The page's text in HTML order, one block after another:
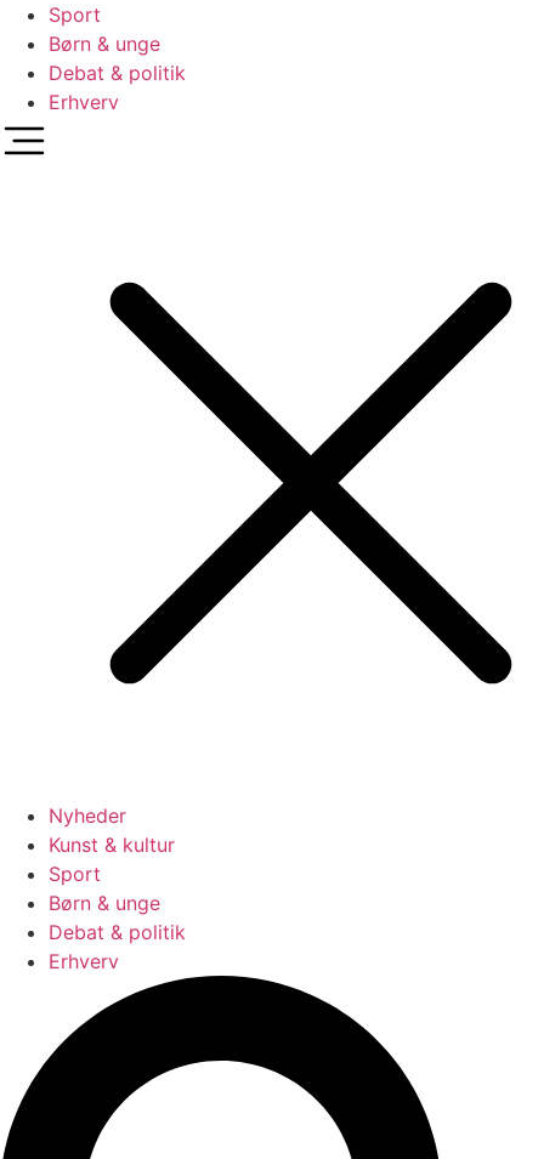
Sport
Børn & unge
Debat & politik
Erhverv
Nyheder
Kunst & kultur
Sport
Børn & unge
Debat & politik
Erhverv